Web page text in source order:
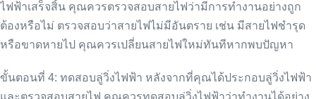
ไฟฟ้าเสร็จสิ้น คุณควรตรวจสอบสายไฟว่ามีการทำงานอย่างถูก
ต้องหรือไม่ ตรวจสอบว่าสายไฟไม่มีอันตราย เช่น มีสายไฟชำรุด
หรือขาดหายไป คุณควรเปลี่ยนสายไฟใหม่ทันทีหากพบปัญหา
ขั้นตอนที่ 4: ทดสอบลู่วิ่งไฟฟ้า หลังจากที่คุณได้ประกอบลู่วิ่งไฟฟ้า
และตรวจสอบสายไฟ คุณควรทดสอบลู่วิ่งไฟฟ้าว่าทำงานได้อย่าง